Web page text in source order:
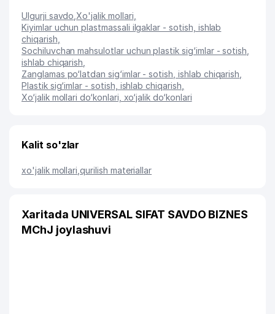
Ulgurji savdo Xo'jalik mollari
Kiyimlar uchun plastmassali ilgaklar - sotish, ishlab
chiqarish
Sochiluvchan mahsulotlar uchun plastik sig‘imlar - sotish,
ishlab chiqarish
Zanglamas po‘latdan sig‘imlar - sotish, ishlab chiqarish
Plastik sig‘imlar - sotish, ishlab chiqarish
Xo‘jalik mollari do‘konlari, xo‘jalik do‘konlari
Kalit so'zlar
xo'jalik mollari ,qurilish materiallar
Xaritada UNIVERSAL SIFAT SAVDO BIZNES
MChJ joylashuvi